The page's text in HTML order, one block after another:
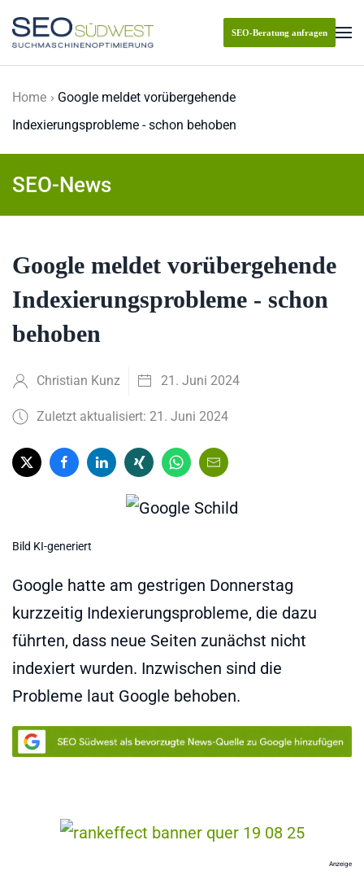
Skip to main content
SEO-Beratung anfragen
Home
Google meldet vorübergehende
Indexierungsprobleme - schon behoben
SEO-News
Google meldet vorübergehende
Indexierungsprobleme - schon
behoben
Christian Kunz 21. Juni 2024
Zuletzt aktualisiert: 21. Juni 2024
Bild KI-generiert
Google hatte am gestrigen Donnerstag
kurzzeitig Indexierungsprobleme, die dazu
führten, dass neue Seiten zunächst nicht
indexiert wurden. Inzwischen sind die
Probleme laut Google behoben.
Anzeige